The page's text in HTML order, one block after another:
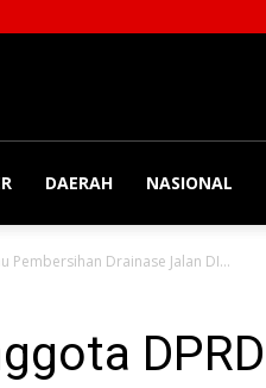
DAERAH NASIONAL
Pembersihan Drainase Jalan DI...
DPRD